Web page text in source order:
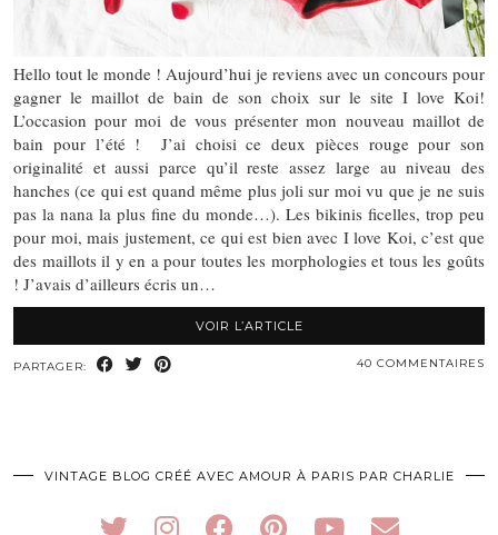
Hello tout le monde ! Aujourd’hui je reviens avec un concours pour
gagner le maillot de bain de son choix sur le site I love Koi!
L’occasion pour moi de vous présenter mon nouveau maillot de
bain pour l’été ! J’ai choisi ce deux pièces rouge pour son
originalité et aussi parce qu’il reste assez large au niveau des
hanches (ce qui est quand même plus joli sur moi vu que je ne suis
pas la nana la plus fine du monde…). Les bikinis ficelles, trop peu
pour moi, mais justement, ce qui est bien avec I love Koi, c’est que
des maillots il y en a pour toutes les morphologies et tous les goûts
! J’avais d’ailleurs écris un…
VOIR L’ARTICLE
PARTAGER: 40 COMMENTAIRES
VINTAGE BLOG CRÉÉ AVEC AMOUR À PARIS PAR CHARLIE